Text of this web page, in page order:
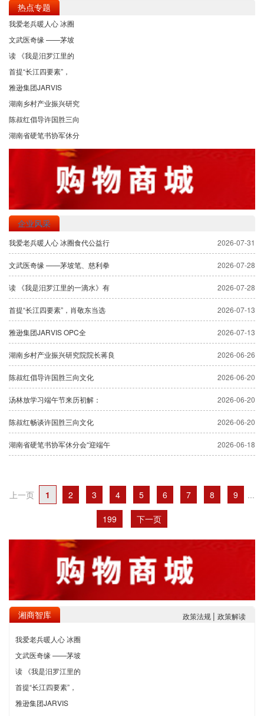
热点专题
我爱老兵暖人心 冰圈
文武医奇缘 ——茅坡
读 《我是汨罗江里的
首提“长江四要素”，
雅逊集团JARVIS
湖南乡村产业振兴研究
陈叔红倡导许国胜三向
湖南省硬笔书协军休分
企业风采
我爱老兵暖人心 冰圈食代公益行 2026-07-31
文武医奇缘 ——茅坡笔、慈利拳 2026-07-28
读 《我是汨罗江里的一滴水》有 2026-07-28
首提“长江四要素”，肖敬东当选 2026-07-13
雅逊集团JARVIS OPC全 2026-07-13
湖南乡村产业振兴研究院院长蒋良 2026-06-26
陈叔红倡导许国胜三向文化 2026-06-20
汤林放学习端午节来历初解： 2026-06-20
陈叔红畅谈许国胜三向文化 2026-06-20
湖南省硬笔书协军休分会“迎端午 2026-06-18
上一页 1 2 3 4 5 6 7 8 9 ...
199 下一页
湘商智库 政策法规 | 政策解读
我爱老兵暖人心 冰圈
文武医奇缘 ——茅坡
读 《我是汨罗江里的
首提“长江四要素”，
雅逊集团JARVIS